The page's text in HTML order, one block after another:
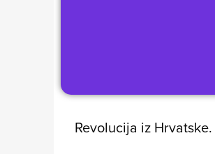
Revolucija iz